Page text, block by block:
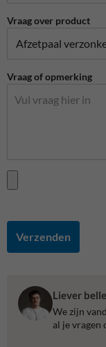
Vraag over product
Vraag of opmerking
Verzenden
Liever
We zijn
al je vragen